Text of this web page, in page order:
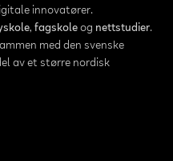
innovatører.
, fagskoleog nettstudier.
med den svenske
av et større nordisk